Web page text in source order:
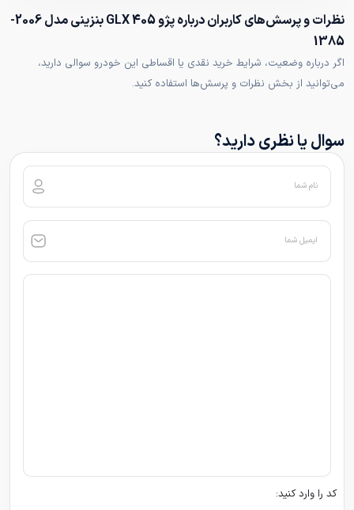
نظرات و پرسش‌های کاربران درباره پژو 405 GLX بنزینی مدل 2006-
1385
اگر درباره وضعیت، شرایط خرید نقدی یا اقساطی این خودرو سوالی دارید،
می‌توانید از بخش نظرات و پرسش‌ها استفاده کنید.
سوال یا نظری دارید؟
نام شما
ایمیل شما
کد را وارد کنید: